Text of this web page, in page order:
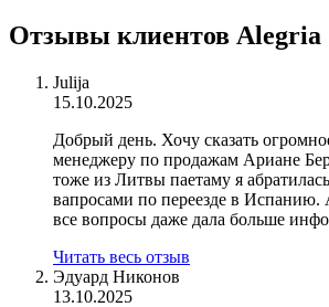
Отзывы клиентов Alegria
Julija
15.10.2025
Добрый день. Хочу сказать
менеджеру по продажам Ариане
тоже из Литвы паетаму я
вапросами по переезде в Испанию.
все вопросы даже дала больше
Читать весь отзыв
Эдуард Никонов
13.10.2025